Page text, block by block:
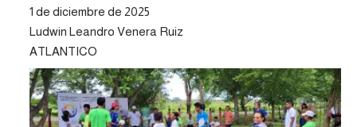
Fecha
1 de diciembre de 2025
Autor
Ludwin Leandro Venera Ruiz
Respecto a
ATLANTICO